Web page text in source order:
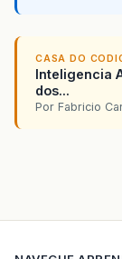
CASA DO
Inteligencia
dos...
Por Fabricio